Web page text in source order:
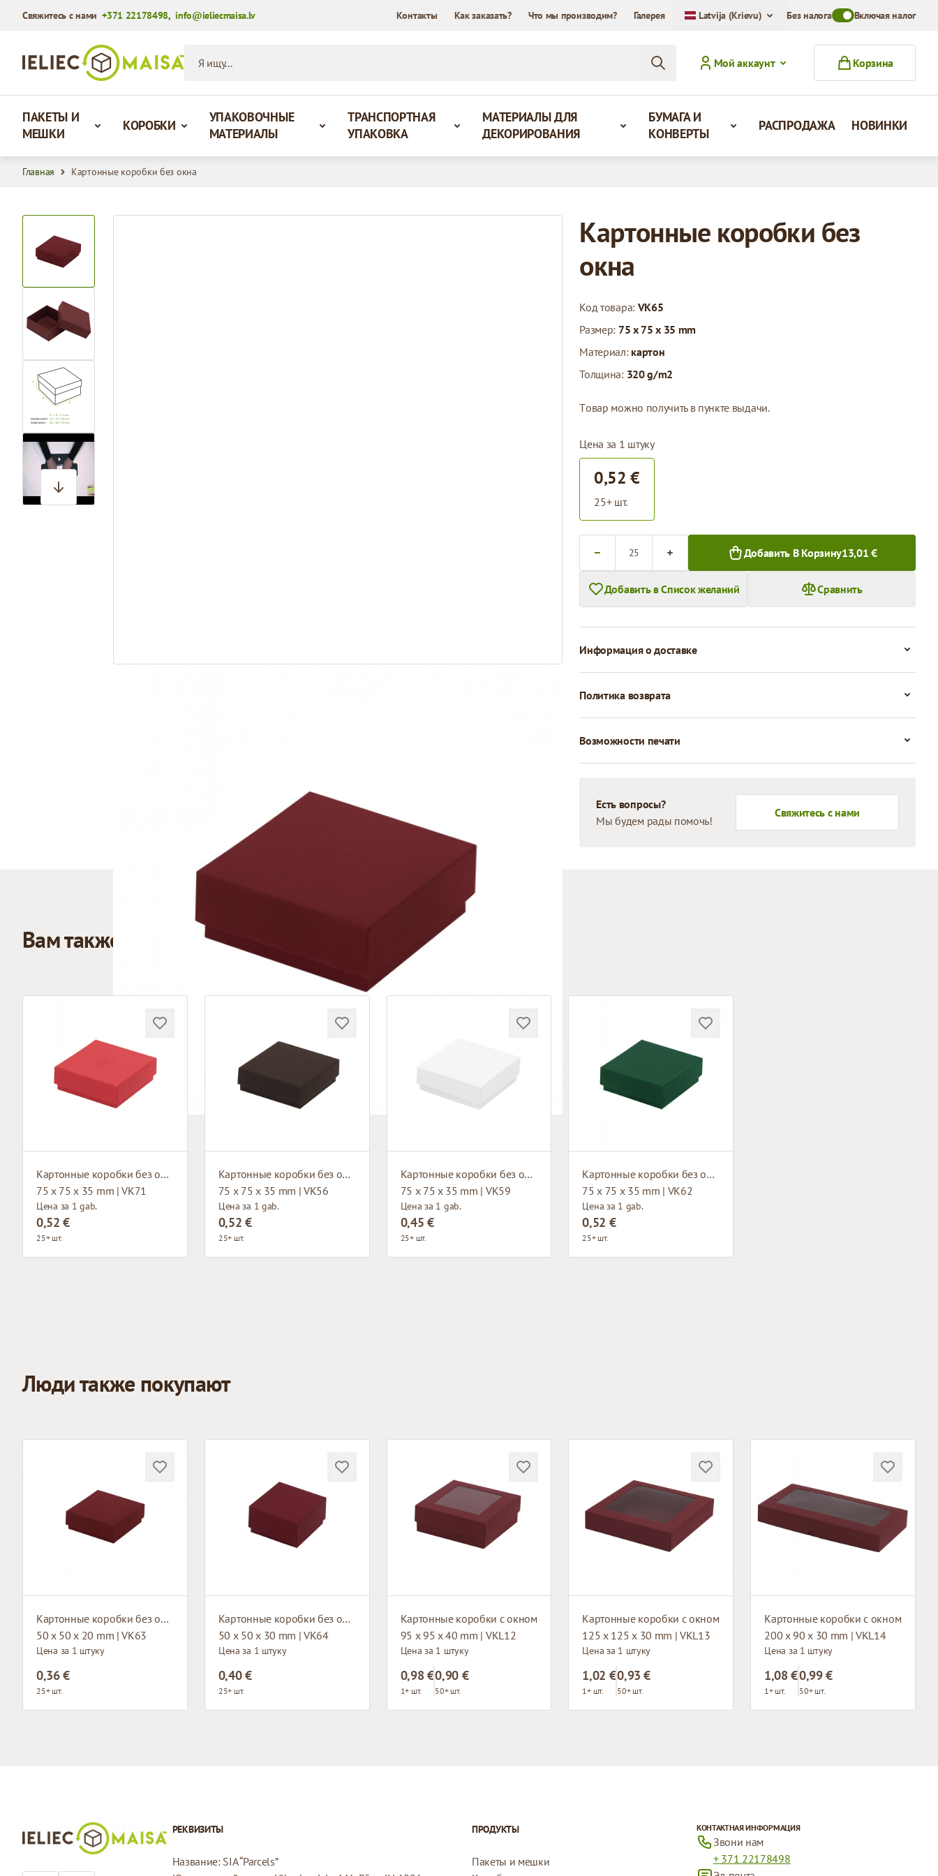
Свяжитесь с нами+371 22178498,info@ieliecmaisa.lv Контакты Как заказать? Что мы производим? Галерея Latvija (Krievu) Без налогаToggle VAT Mode
Включая налог
Мой аккаунт
Корзина
ПАКЕТЫ И
МЕШКИ
КОРОБКИ
УПАКОВОЧНЫЕ
МАТЕРИАЛЫ
ТРАНСПОРТНАЯ
УПАКОВКА
МАТЕРИАЛЫ ДЛЯ
ДЕКОРИРОВАНИЯ
БУМАГА И
КОНВЕРТЫ
РАСПРОДАЖА НОВИНКИ
Главная Картонные коробки без окна
View larger image
View larger image
Картонные коробки без
окна
Код товара: VK65
Размер: 75 x 75 x 35 mm
Материал: картон
Толщина: 320 g/m2
Tовар можно получить в пункте выдачи.
Цена за 1 штуку
0,52 €
25+ шт.
Добавить В Корзину13,01 €
Добавить в Список желаний Сравнить
Информация о доставке
Политика возврата
Возможности печати
Есть вопросы?
Мы будем рады помочь!
Свяжитесь с нами
Вам также может понравиться
Картонные коробки без окна
75 x 75 x 35 mm | VK71
Цена за 1 gab.
0,52 €
25+ шт.
Картонные коробки без окна
75 x 75 x 35 mm | VK56
Цена за 1 gab.
0,52 €
25+ шт.
Картонные коробки без окна
75 x 75 x 35 mm | VK59
Цена за 1 gab.
0,45 €
25+ шт.
Картонные коробки без окна
75 x 75 x 35 mm | VK62
Цена за 1 gab.
0,52 €
25+ шт.
Люди также покупают
Картонные коробки без окна
50 x 50 x 20 mm | VK63
Цена за 1 штуку
0,36 €
25+ шт.
Картонные коробки без окна
50 x 50 x 30 mm | VK64
Цена за 1 штуку
0,40 €
25+ шт.
Картонные коробки с окном
95 x 95 x 40 mm | VKL12
Цена за 1 штуку
0,98 €
1+ шт.
0,90 €
50+ шт.
Картонные коробки с окном
125 x 125 x 30 mm | VKL13
Цена за 1 штуку
1,02 €
1+ шт.
0,93 €
50+ шт.
Картонные коробки с окном
200 x 90 x 30 mm | VKL14
Цена за 1 штуку
1,08 €
1+ шт.
0,99 €
50+ шт.
РЕКВИЗИТЫ
Название: SIA “Parcels”
ПРОДУКТЫ
Пакеты и мешки
КОНТАКТНАЯ ИНФОРМАЦИЯ
Звони нам
+ 371 22178498